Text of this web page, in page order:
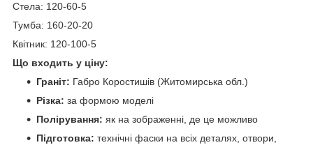
Стела: 120-60-5
Тумба: 160-20-20
Квітник: 120-100-5
Що входить у ціну:
Граніт: Габро Коростишів (Житомирська обл.)
Різка: за формою моделі
Полірування: як на зображенні, де це можливо
Підготовка: технічні фаски на всіх деталях, отвори,